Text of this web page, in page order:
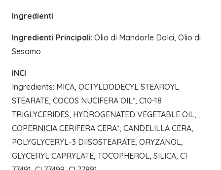
Ingredienti
Ingredienti Principali: Olio di Mandorle Dolci, Olio di
Sesamo
INCI
Ingredients: MICA, OCTYLDODECYL STEAROYL
STEARATE, COCOS NUCIFERA OIL*, C10-18
TRIGLYCERIDES, HYDROGENATED VEGETABLE OIL,
COPERNICIA CERIFERA CERA*, CANDELILLA CERA,
POLYGLYCERYL-3 DIISOSTEARATE, ORYZANOL,
GLYCERYL CAPRYLATE, TOCOPHEROL, SILICA, CI